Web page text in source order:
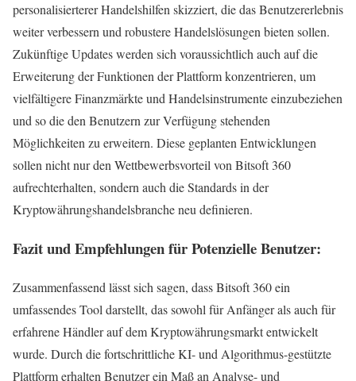
personalisierterer Handelshilfen skizziert, die das Benutzererlebnis
weiter verbessern und robustere Handelslösungen bieten sollen.
Zukünftige Updates werden sich voraussichtlich auch auf die
Erweiterung der Funktionen der Plattform konzentrieren, um
vielfältigere Finanzmärkte und Handelsinstrumente einzubeziehen
und so die den Benutzern zur Verfügung stehenden
Möglichkeiten zu erweitern. Diese geplanten Entwicklungen
sollen nicht nur den Wettbewerbsvorteil von Bitsoft 360
aufrechterhalten, sondern auch die Standards in der
Kryptowährungshandelsbranche neu definieren.
Fazit und Empfehlungen für Potenzielle Benutzer:
Zusammenfassend lässt sich sagen, dass Bitsoft 360 ein
umfassendes Tool darstellt, das sowohl für Anfänger als auch für
erfahrene Händler auf dem Kryptowährungsmarkt entwickelt
wurde. Durch die fortschrittliche KI- und Algorithmus-gestützte
Plattform erhalten Benutzer ein Maß an Analyse- und